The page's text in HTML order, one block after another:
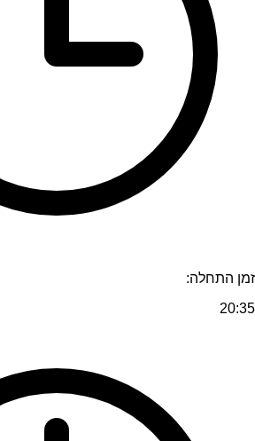
זמן התחלה:
20:35